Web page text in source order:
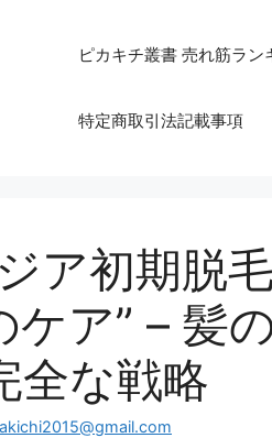
ピカキチ叢書 売れ筋ラン
特定商取引法記載事項
ア初期脱
ケア” – 髪
全な戦略